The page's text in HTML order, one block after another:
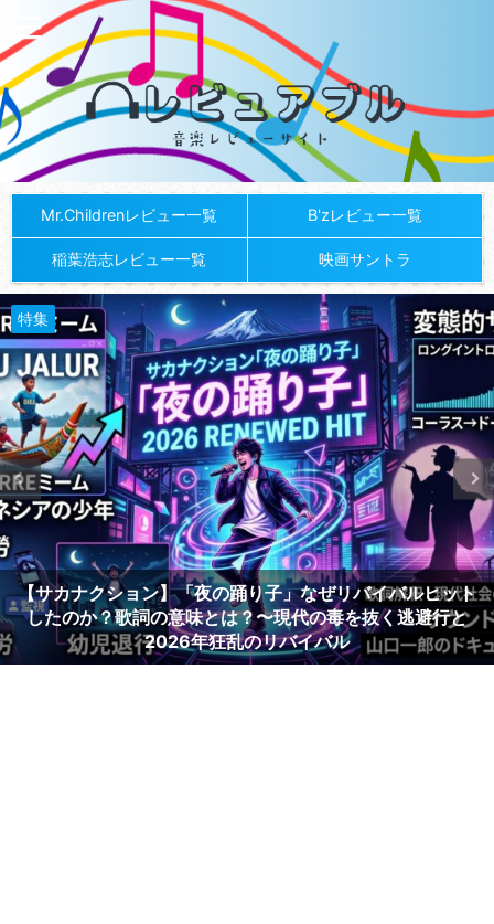
Mr.Childrenレビュー一覧 B'zレビュー一覧
稲葉浩志レビュー一覧 映画サントラ
特集
【サカナクション】「夜の踊り子」なぜリバイバルヒット
したのか？歌詞の意味とは？〜現代の毒を抜く逃避行と
2026年狂乱のリバイバル